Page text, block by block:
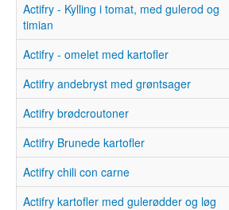
Actifry - Kylling i tomat, med gulerod og
timian
Actifry - omelet med kartofler
Actifry andebryst med grøntsager
Actifry brødcroutoner
Actifry Brunede kartofler
Actifry chili con carne
Actifry kartofler med gulerødder og løg